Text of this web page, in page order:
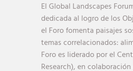
El Global Landscapes
dedicada al logro de los
el Foro fomenta paisajes
temas correlacionados:
Foro es liderado por el
Research), en